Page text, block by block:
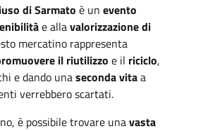
di Sarmato è un evento
e allavalorizzazione di
mercatino rappresenta
il riutilizzo e il riciclo,
e dando unaseconda vitaa
verrebbero scartati.
è possibile trovare unavasta